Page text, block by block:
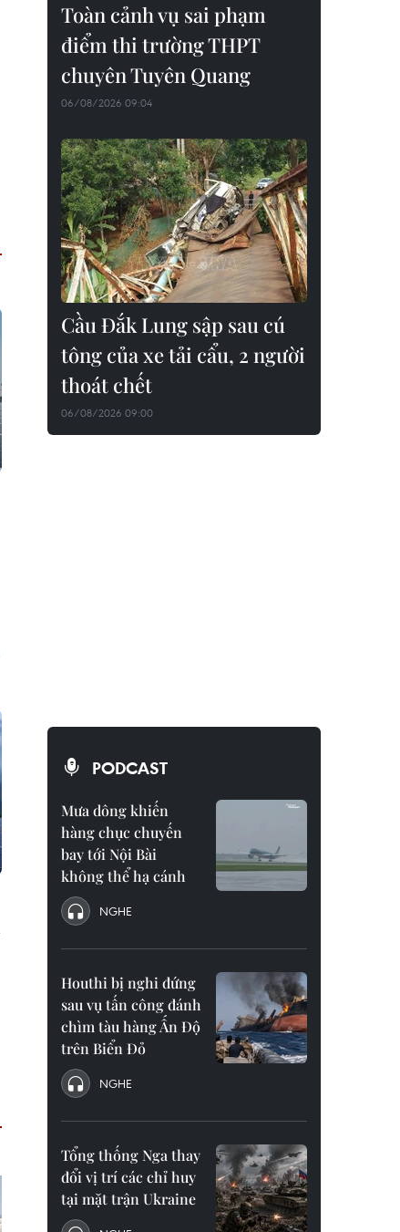
Toàn cảnh vụ sai phạm
điểm thi trường THPT
chuyên Tuyên Quang
06/08/2026 09:04
Cầu Đắk Lung sập sau cú
tông của xe tải cẩu, 2 người
thoát chết
06/08/2026 09:00
PODCAST
Mưa dông khiến
hàng chục chuyến
bay tới Nội Bài
không thể hạ cánh
NGHE
Houthi bị nghi đứng
sau vụ tấn công đánh
chìm tàu hàng Ấn Độ
trên Biển Đỏ
NGHE
Tổng thống Nga thay
đổi vị trí các chỉ huy
tại mặt trận Ukraine